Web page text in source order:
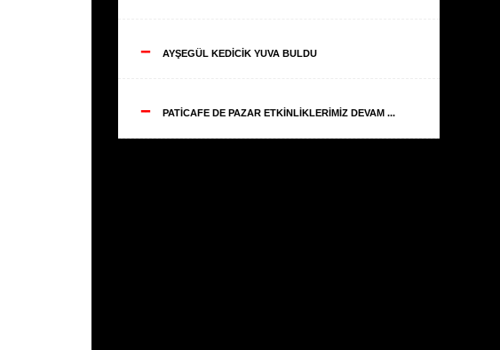
-- AYŞEGÜL KEDİCİK YUVA BULDU
-- PATİCAFE DE PAZAR ETKİNLİKLERİMİZ DEVAM ...